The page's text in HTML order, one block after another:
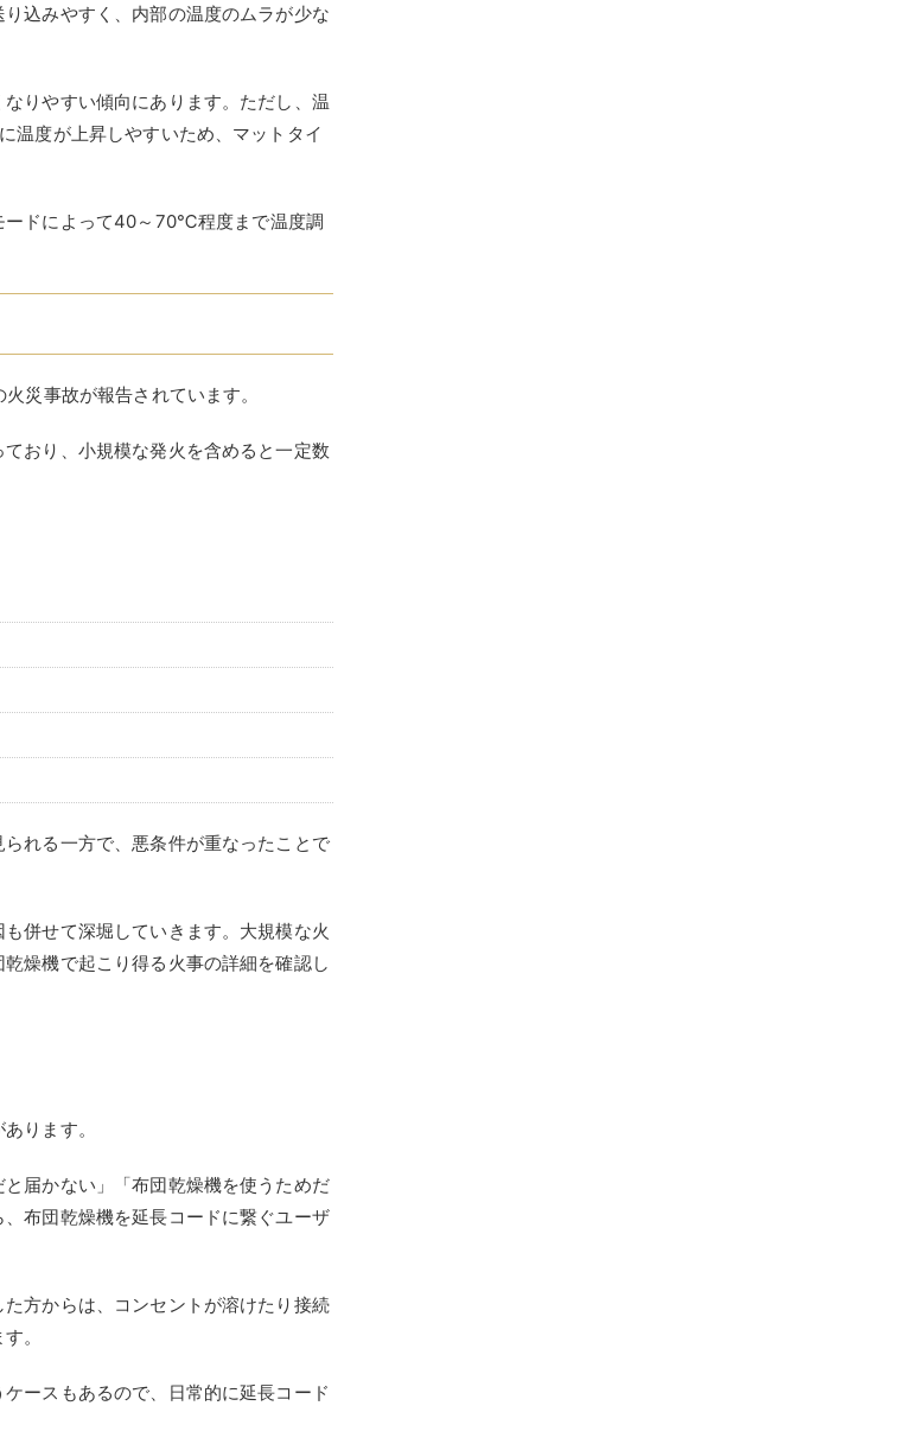
込みやすく、内部の温度のムラが少な
りやすい傾向にあります。ただし、温
温度が上昇しやすいため、マットタイ
ードによって40～70℃程度まで温度調
災事故が報告されています。
おり、小規模な発火を含めると一定数
れる一方で、悪条件が重なったことで
併せて深堀していきます。大規模な火
燥機で起こり得る火事の詳細を確認し
ります。
届かない」「布団乾燥機を使うためだ
布団乾燥機を延長コードに繋ぐユーザ
方からは、コンセントが溶けたり接続
。
ースもあるので、日常的に延長コード